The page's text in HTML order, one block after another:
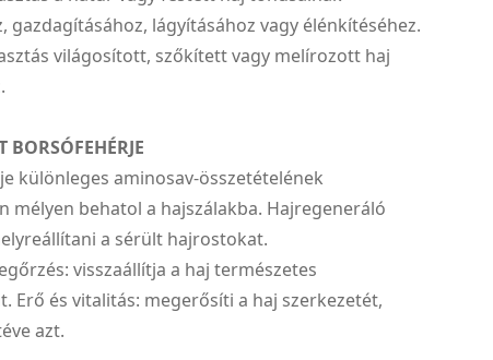
gazdagításához, lágyításához vagy élénkítéséhez.
világosított, szőkített vagy melírozott haj
különleges aminosav-összetételének
mélyen behatol a hajszálakba. Hajregeneráló
a sérült hajrostokat.
visszaállítja a haj természetes
Erő és vitalitás: megerősíti a haj szerkezetét,
azt.